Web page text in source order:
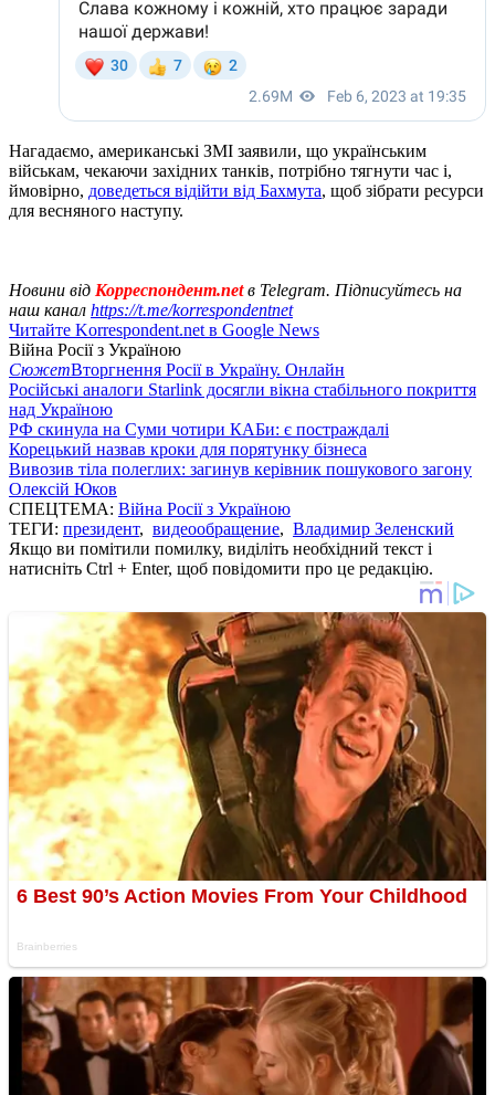
Нагадаємо, американські ЗМІ заявили, що українським
військам, чекаючи західних танків, потрібно тягнути час і,
ймовірно, доведеться відійти від Бахмута, щоб зібрати ресурси
для весняного наступу.
Новини від Корреспондент.netв Telegram. Підписуйтесь на
наш канал https://t.me/korrespondentnet
Читайте Korrespondent.net в Google News
Війна Росії з Україною
СюжетВторгнення Росії в Україну. Онлайн
Російські аналоги Starlink досягли вікна стабільного покриття
над Україною
РФ скинула на Суми чотири КАБи: є постраждалі
Корецький назвав кроки для порятунку бізнеса
Вивозив тіла полеглих: загинув керівник пошукового загону
Олексій Юков
СПЕЦТЕМА: Війна Росії з Україною
ТЕГИ: президент, видеообращение, Владимир Зеленский
Якщо ви помітили помилку, виділіть необхідний текст і
натисніть Ctrl + Enter, щоб повідомити про це редакцію.